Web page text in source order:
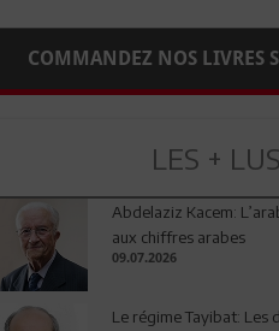
COMMANDEZ NOS LIVRES
LES + LUS
Abdelaziz Kacem:
aux chiffres arabes
09.07.2026
Le régime Tayibat: Les